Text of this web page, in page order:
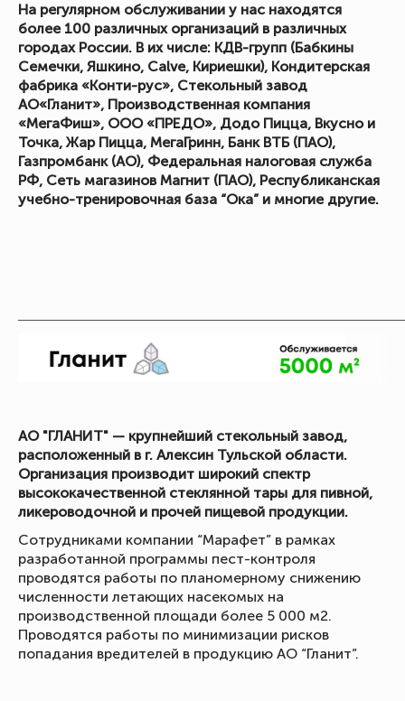
На регулярном обслуживании у нас находятся
более 100 различных организаций в различных
городах России. В их числе: КДВ-групп (Бабкины
Семечки, Яшкино, Calve, Кириешки), Кондитерская
фабрика «Конти-рус», Стекольный завод
АО«Гланит», Производственная компания
«МегаФиш», ООО «ПРЕДО», Додо Пицца, Вкусно и
Точка, Жар Пицца, МегаГринн, Банк ВТБ (ПАО),
Газпромбанк (АО), Федеральная налоговая служба
РФ, Сеть магазинов Магнит (ПАО), Республиканская
учебно-тренировочная база “Ока” и многие другие.
АО "ГЛАНИТ" — крупнейший стекольный завод,
расположенный в г. Алексин Тульской области.
Организация производит широкий спектр
высококачественной стеклянной тары для пивной,
ликероводочной и прочей пищевой продукции.
Сотрудниками компании “Марафет” в рамках
разработанной программы пест-контроля
проводятся работы по планомерному снижению
численности летающих насекомых на
производственной площади более 5 000 м2.
Проводятся работы по минимизации рисков
попадания вредителей в продукцию АО “Гланит”.